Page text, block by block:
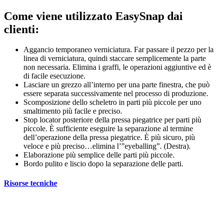
Come viene utilizzato EasySnap dai
clienti:
Aggancio temporaneo verniciatura. Far passare il pezzo per la
linea di verniciatura, quindi staccare semplicemente la parte
non necessaria. Elimina i graffi, le operazioni aggiuntive ed è
di facile esecuzione.
Lasciare un grezzo all’interno per una parte finestra, che può
essere separata successivamente nel processo di produzione.
Scomposizione dello scheletro in parti più piccole per uno
smaltimento più facile e preciso.
Stop locator posteriore della pressa piegatrice per parti più
piccole. È sufficiente eseguire la separazione al termine
dell’operazione della pressa piegatrice. È più sicuro, più
veloce e più preciso…elimina l’”eyeballing”. (Destra).
Elaborazione più semplice delle parti più piccole.
Bordo pulito e liscio dopo la separazione delle parti.
Risorse tecniche